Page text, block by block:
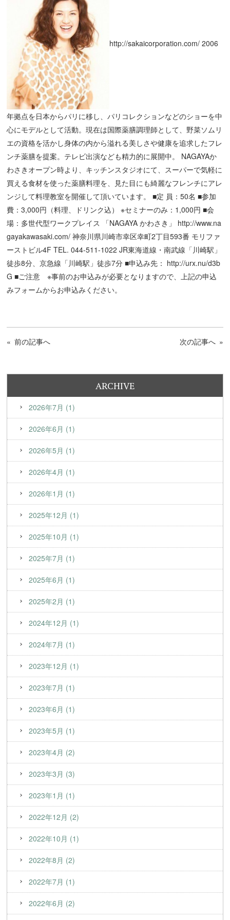
http://sakaicorporation.com/ 2006
年拠点を日本からパリに移し、パリコレクションなどのショーを中
心にモデルとして活動。現在は国際薬膳調理師として、野菜ソムリ
エの資格を活かし身体の内から溢れる美しさや健康を追求したフレ
ンチ薬膳を提案。テレビ出演なども精力的に展開中。 NAGAYAか
わさきオープン時より、キッチンスタジオにて、スーパーで気軽に
買える食材を使った薬膳料理を、見た目にも綺麗なフレンチにアレ
ンジして料理教室を開催して頂いています。 ■定 員：50名 ■参加
費：3,000円（料理、ドリンク込） ※セミナーのみ：1,000円 ■会
場：多世代型ワークプレイス 「NAGAYA かわさき」 http://www.na
gayakawasaki.com/ 神奈川県川崎市幸区幸町2丁目593番 モリファ
ーストビル4F TEL. 044-511-1022 JR東海道線・南武線「川崎駅」
徒歩8分、京急線「川崎駅」徒歩7分 ■申込み先： http://urx.nu/d3b
G■ご注意 ※事前のお申込みが必要となりますので、上記の申込
みフォームからお申込みください。
« 前の記事へ 次の記事へ »
ARCHIVE
2026年7月 (1)
2026年6月 (1)
2026年5月 (1)
2026年4月 (1)
2026年1月 (1)
2025年12月 (1)
2025年10月 (1)
2025年7月 (1)
2025年6月 (1)
2025年2月 (1)
2024年12月 (1)
2024年7月 (1)
2023年12月 (1)
2023年7月 (1)
2023年6月 (1)
2023年5月 (1)
2023年4月 (2)
2023年3月 (3)
2023年1月 (1)
2022年12月 (2)
2022年10月 (1)
2022年8月 (2)
2022年7月 (1)
2022年6月 (2)